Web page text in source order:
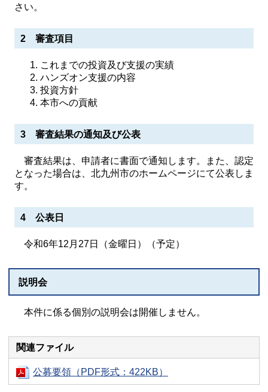
さい。
2 審査項目
これまでの投資及び支援の実績
ハンズオン支援の内容
投資方針
本市への貢献
3 審査結果の通知及び公表
審査結果は、申請者に書面で通知します。また、認定
となった場合は、北九州市のホームページにて公表しま
す。
4 公表日
令和6年12月27日（金曜日）（予定）
説明会
本件に係る個別の説明会は開催しません。
関連ファイル
公募要領（PDF形式：422KB）